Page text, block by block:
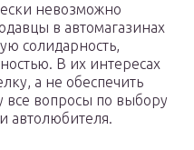
невозможно
в автомагазинах
солидарность,
В их интересах
а не обеспечить
все вопросы по выбору
автолюбителя.